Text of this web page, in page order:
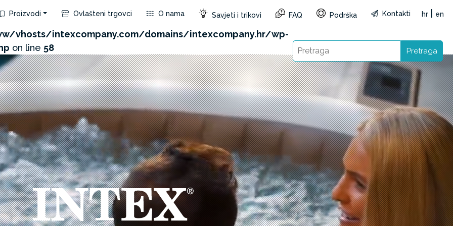
product/api.php?id=304&not_use_region=1&reg=HR&lang=hr): Failed to open stream: HTTP
vhosts/intexcompany.com/domains/intexcompany.hr/wp-
on line 58
Proizvodi Ovlašteni trgovci O nama Savjeti i trikovi FAQ Podrška Kontakti hr en
Pretraga